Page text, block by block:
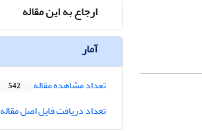
ارجاع به این مقاله
آمار
تعداد مشاهده مقاله 542
تعداد دریافت فایل اصل مقاله